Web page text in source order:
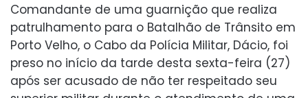
Comandante de uma guarnição que realiza
patrulhamento para o Batalhão de Trânsito em
Porto Velho, o Cabo da Polícia Militar, Dácio, foi
preso no início da tarde desta sexta-feira (27)
após ser acusado de não ter respeitado seu